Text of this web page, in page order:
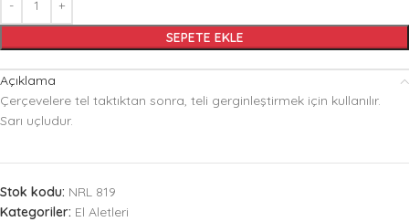
SEPETE EKLE
Açıklama
Çerçevelere tel taktıktan sonra, teli gerginleştirmek için kullanılır.
Sarı uçludur.
Stok kodu: NRL 819
Kategoriler: El Aletleri